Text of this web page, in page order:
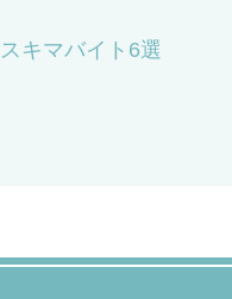
キマバイト6選